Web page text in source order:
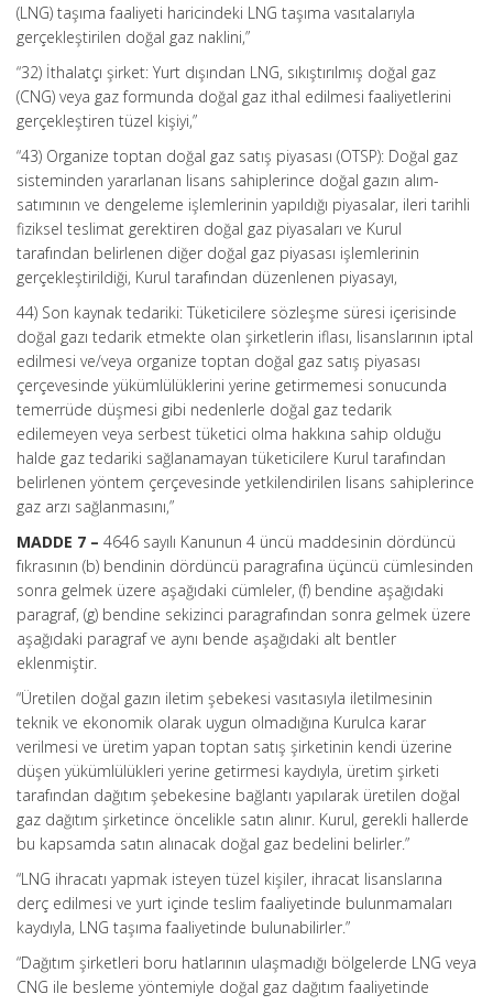
(LNG) taşıma faaliyeti haricindeki LNG taşıma vasıtalarıyla
gerçekleştirilen doğal gaz naklini,”
“32) İthalatçı şirket: Yurt dışından LNG, sıkıştırılmış doğal gaz
(CNG) veya gaz formunda doğal gaz ithal edilmesi faaliyetlerini
gerçekleştiren tüzel kişiyi,”
“43) Organize toptan doğal gaz satış piyasası (OTSP): Doğal gaz
sisteminden yararlanan lisans sahiplerince doğal gazın alım-
satımının ve dengeleme işlemlerinin yapıldığı piyasalar, ileri tarihli
fiziksel teslimat gerektiren doğal gaz piyasaları ve Kurul
tarafından belirlenen diğer doğal gaz piyasası işlemlerinin
gerçekleştirildiği, Kurul tarafından düzenlenen piyasayı,
44) Son kaynak tedariki: Tüketicilere sözleşme süresi içerisinde
doğal gazı tedarik etmekte olan şirketlerin iflası, lisanslarının iptal
edilmesi ve/veya organize toptan doğal gaz satış piyasası
çerçevesinde yükümlülüklerini yerine getirmemesi sonucunda
temerrüde düşmesi gibi nedenlerle doğal gaz tedarik
edilemeyen veya serbest tüketici olma hakkına sahip olduğu
halde gaz tedariki sağlanamayan tüketicilere Kurul tarafından
belirlenen yöntem çerçevesinde yetkilendirilen lisans sahiplerince
gaz arzı sağlanmasını,”
MADDE 7 – 4646 sayılı Kanunun 4 üncü maddesinin dördüncü
fıkrasının (b) bendinin dördüncü paragrafına üçüncü cümlesinden
sonra gelmek üzere aşağıdaki cümleler, (f) bendine aşağıdaki
paragraf, (g) bendine sekizinci paragrafından sonra gelmek üzere
aşağıdaki paragraf ve aynı bende aşağıdaki alt bentler
eklenmiştir.
“Üretilen doğal gazın iletim şebekesi vasıtasıyla iletilmesinin
teknik ve ekonomik olarak uygun olmadığına Kurulca karar
verilmesi ve üretim yapan toptan satış şirketinin kendi üzerine
düşen yükümlülükleri yerine getirmesi kaydıyla, üretim şirketi
tarafından dağıtım şebekesine bağlantı yapılarak üretilen doğal
gaz dağıtım şirketince öncelikle satın alınır. Kurul, gerekli hallerde
bu kapsamda satın alınacak doğal gaz bedelini belirler.”
“LNG ihracatı yapmak isteyen tüzel kişiler, ihracat lisanslarına
derç edilmesi ve yurt içinde teslim faaliyetinde bulunmamaları
kaydıyla, LNG taşıma faaliyetinde bulunabilirler.”
“Dağıtım şirketleri boru hatlarının ulaşmadığı bölgelerde LNG veya
CNG ile besleme yöntemiyle doğal gaz dağıtım faaliyetinde